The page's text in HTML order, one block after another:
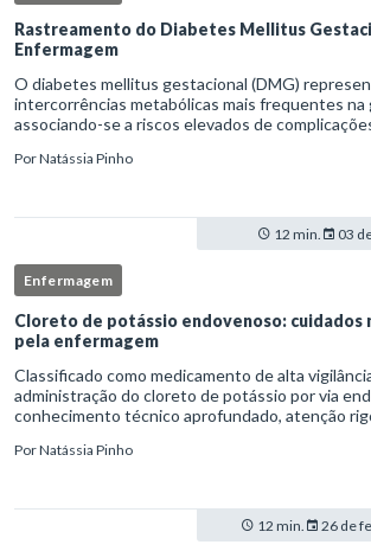
Rastreamento do Diabetes Mellitus
Enfermagem
O diabetes mellitus gestacional (DMG)
intercorrências metabólicas mais frequentes na
associando-se a riscos elevados de
enferm
PorNatássia Pinho
12 min. 03
Enfermagem
Cloreto de potássio endovenoso: cuidados
pela enfermagem
Classificado como medicamento de alta
administração do cloreto de potássio por via
conhecimento técnico aprofundado, atenção
enfermag
PorNatássia Pinho
12 min. 26 de